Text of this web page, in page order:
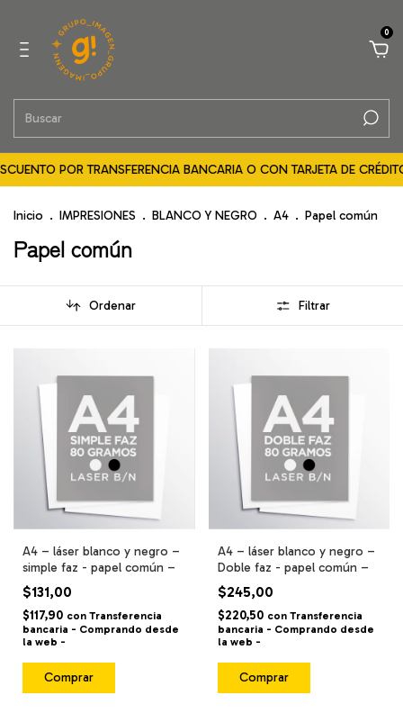
0
POR TRANSFERENCIA BANCARIA O CON TARJETA DE
Inicio . IMPRESIONES . BLANCO Y NEGRO . A4 . Papel común
Papel común
Ordenar Filtrar
A4 – láser blanco y negro –
simple faz - papel común –
$131,00
$117,90 con Transferencia
bancaria - Comprando desde
la web -
Comprar
A4 – láser blanco y negro –
Doble faz - papel común –
$245,00
$220,50 con Transferencia
bancaria - Comprando desde
la web -
Comprar